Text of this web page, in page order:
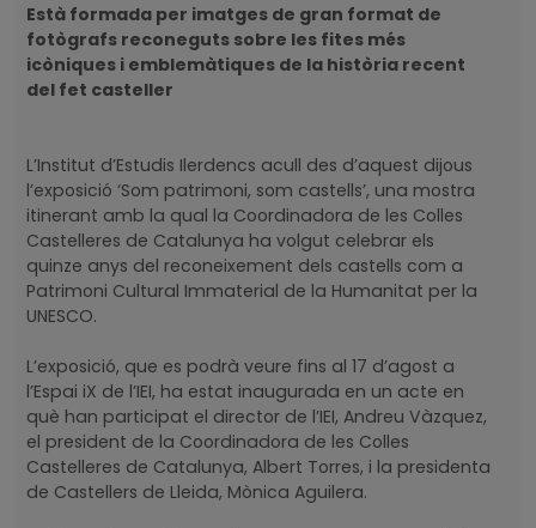
Està formada per imatges de gran format de
fotògrafs reconeguts sobre les fites més
icòniques i emblemàtiques de la història recent
del fet casteller
L’Institut d’Estudis Ilerdencs acull des d’aquest dijous
l’exposició ‘Som patrimoni, som castells’, una mostra
itinerant amb la qual la Coordinadora de les Colles
Castelleres de Catalunya ha volgut celebrar els
quinze anys del reconeixement dels castells com a
Patrimoni Cultural Immaterial de la Humanitat per la
UNESCO.
L’exposició, que es podrà veure fins al 17 d’agost a
l’Espai iX de l’IEI, ha estat inaugurada en un acte en
què han participat el director de l’IEI, Andreu Vàzquez,
el president de la Coordinadora de les Colles
Castelleres de Catalunya, Albert Torres, i la presidenta
de Castellers de Lleida, Mònica Aguilera.